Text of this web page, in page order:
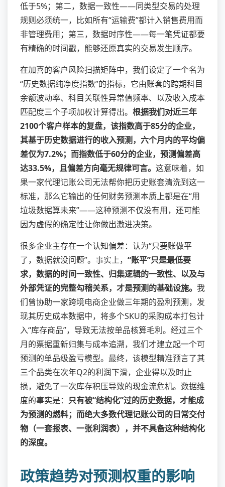
低于5%；第二，数据一致性——同类型交易的处理
规则必须统一，比如所有“运输费”都计入销售费用而
非管理费用；第三，数据时序性——每一笔凭证都要
有精确的时间戳，能够还原真实的交易发生顺序。
在加喜的客户风险扫描矩阵中，我们设定了一个名为
“历史数据纯净度指数”的指标，它由账套的跨期科目
余额波动率、科目关联性异常值频率、以及收入成本
匹配度三个子项加权计算得出。 根据我们对近三年
2100个客户样本的复盘，该指数高于85分的企业，
其基于历史数据进行的收入预测，六个月内的平均偏
差仅为7.2%；而指数低于60分的企业，预测偏差高
达33.5%，且偏差方向毫无规律可言。 这意味着，如
果一家代理记账公司无法帮你把历史账套清洗到这一
标准，那么它输出的任何财务预测本质上都是在“用
垃圾数据算未来”——这种预测不仅没有用，还可能
因为虚假的确定性让你做出激进决策。
很多企业主存在一个认知偏差：认为“只要账做平
了，数据就没问题”。事实上， “账平”只是最低要
求，数据的时间一致性、归集逻辑的一致性、以及与
外部凭证的完整勾稽关系，才是预测的基础设施。 我
们曾协助一家跨境电商企业做三年期的盈利预测，发
现其历史成本数据中，将多个SKU的采购成本打包计
入“库存商品”，导致无法按单品核算毛利。经过三个
月的票据重新归集与成本追溯，我们才建立起一个可
预测的单品级盈亏模型。最终，该模型精准预言了其
三个品类在次年Q2的利润下滑，企业得以及时止
损，避免了一次库存积压导致的现金流危机。数据维
度的事实是： 只有被“结构化”过的历史数据，才能成
为预测的燃料；而绝大多数代理记账公司的日常交付
物（一套报表、一张利润表），并不具备这种结构化
的深度。
政策趋势对预测权重的影响